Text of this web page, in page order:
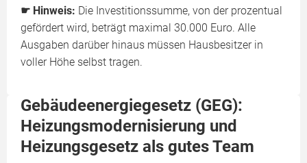
☛ Hinweis: Die Investitionssumme, von der prozentual
gefördert wird, beträgt maximal 30.000 Euro. Alle
Ausgaben darüber hinaus müssen Hausbesitzer in
voller Höhe selbst tragen.
Gebäudeenergiegesetz (GEG):
Heizungsmodernisierung und
Heizungsgesetz als gutes Team